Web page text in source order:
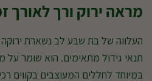
מראה ירוק ורך לאורך
העלווה של בת שבע לב נשארת
תנאי גידול מתאימים. הוא שומר על
במיוחד לחללים המעוצבים בקווים